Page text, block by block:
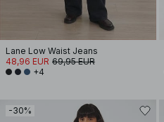
Lane Low Waist Jeans
48,96 EUR 69,95 EUR
+4
-30%